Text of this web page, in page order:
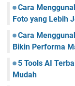
Cara
Foto yang Lebih
Cara
Bikin Performa
5 Tools AI
Mudah